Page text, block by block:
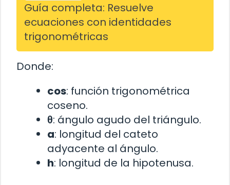
Guía completa: Resuelve
ecuaciones con identidades
trigonométricas
Donde:
cos: función trigonométrica
coseno.
θ: ángulo agudo del triángulo.
a: longitud del cateto
adyacente al ángulo.
h: longitud de la hipotenusa.